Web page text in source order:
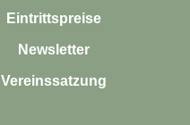
Eintrittspreise
Newsletter
Vereinssatzung